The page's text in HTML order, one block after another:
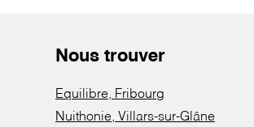
Nous trouver
Equilibre, Fribourg
Nuithonie, Villars-sur-Glâne